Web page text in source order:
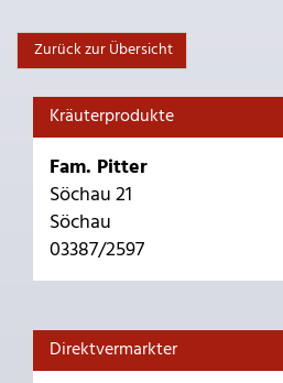
Zurück zur Übersicht
Kräuterprodukte
Fam. Pitter
Söchau 21
Söchau
03387/2597
Direktvermarkter